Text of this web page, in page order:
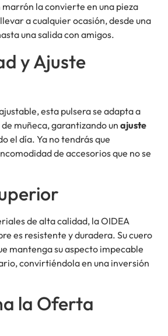
marrón la convierte en una pieza
a cualquier ocasión, desde una
una salida con amigos.
y Ajuste
esta pulsera se adapta a
muñeca, garantizando un ajuste
el día. Ya no tendrás que
de accesorios que no se
de alta calidad, la OIDEA
es resistente y duradera. Su cuero
mantenga su aspecto impecable
convirtiéndola en una inversión
la Oferta